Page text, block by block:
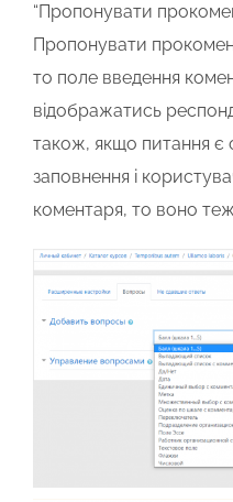
“Пропонувати
Пропонувати
то поле введення
відображатись
також, якщо питання є
заповнення і
коментаря, то воно